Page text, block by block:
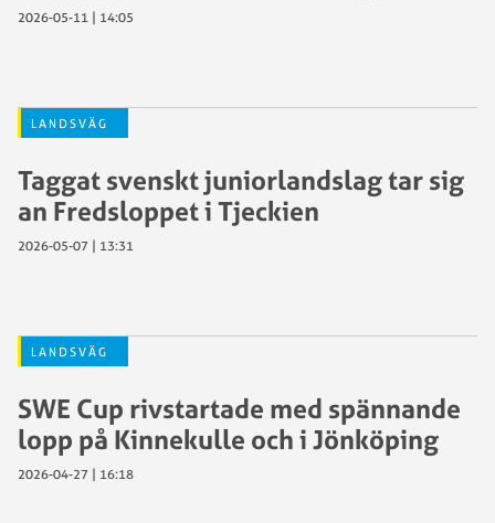
2026-05-11 | 14:05
LANDSVÄG
Taggat svenskt juniorlandslag tar sig
an Fredsloppet i Tjeckien
2026-05-07 | 13:31
LANDSVÄG
SWE Cup rivstartade med spännande
lopp på Kinnekulle och i Jönköping
2026-04-27 | 16:18